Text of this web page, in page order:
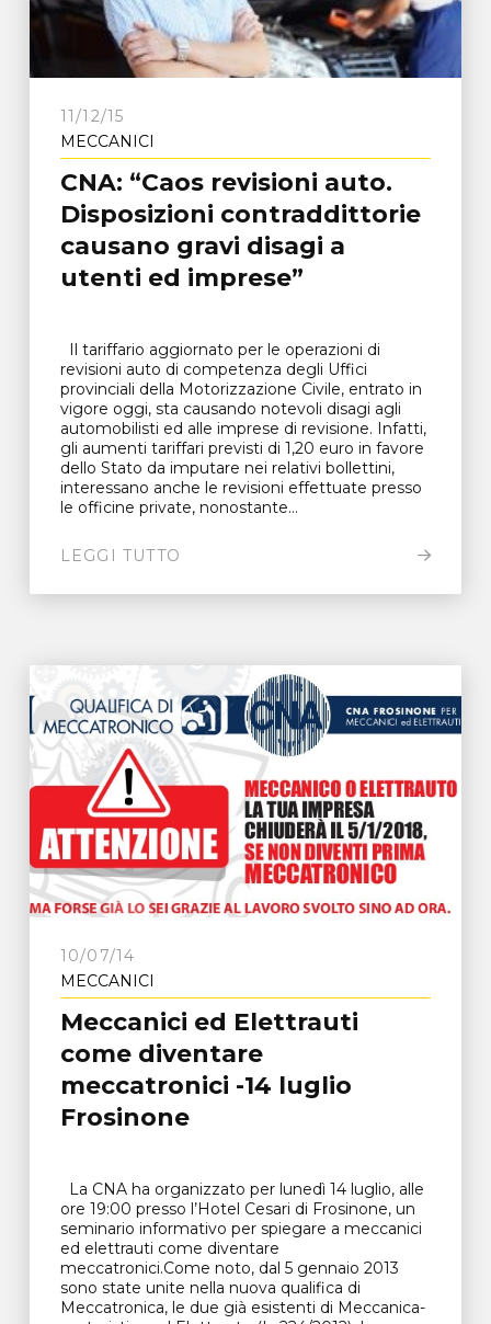
11/12/15
MECCANICI
CNA: “Caos revisioni auto.
Disposizioni contraddittorie
causano gravi disagi a
utenti ed imprese”
Il tariffario aggiornato per le operazioni di
revisioni auto di competenza degli Uffici
provinciali della Motorizzazione Civile, entrato in
vigore oggi, sta causando notevoli disagi agli
automobilisti ed alle imprese di revisione. Infatti,
gli aumenti tariffari previsti di 1,20 euro in favore
dello Stato da imputare nei relativi bollettini,
interessano anche le revisioni effettuate presso
le officine private, nonostante...
LEGGI TUTTO
10/07/14
MECCANICI
Meccanici ed Elettrauti
come diventare
meccatronici -14 luglio
Frosinone
La CNA ha organizzato per lunedì 14 luglio, alle
ore 19:00 presso l’Hotel Cesari di Frosinone, un
seminario informativo per spiegare a meccanici
ed elettrauti come diventare
meccatronici.Come noto, dal 5 gennaio 2013
sono state unite nella nuova qualifica di
Meccatronica, le due già esistenti di Meccanica-